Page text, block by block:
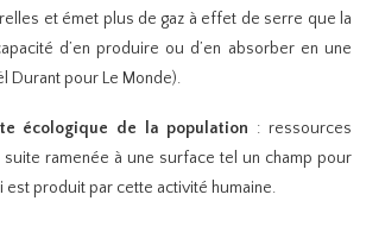
et émet plus de gaz à effet de serre que la
d’en produire ou d’en absorber en une
Durant pour Le Monde).
écologique de la population : ressources
ramenée à une surface tel un champ pour
produit par cette activité humaine.